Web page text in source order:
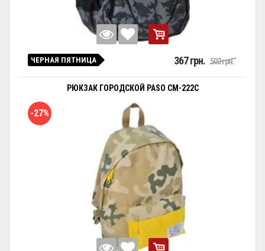
ЧЕРНАЯ ПЯТНИЦА 367 грн. 503 грн.
РЮКЗАК ГОРОДСКОЙ PASO CM-222C
-27%